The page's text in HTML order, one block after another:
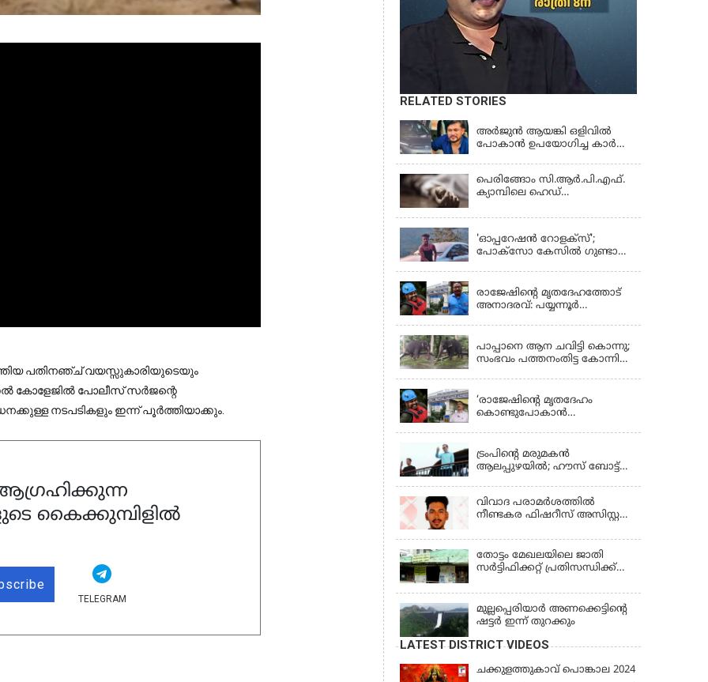
പതിനഞ്ച് വയസ്സുകാരിയുടെയും
കോളേജിൽ പോലീസ് സർജന്റെ
നടപടികളും ഇന്ന് പൂർത്തിയാക്കും.
കൈക്കുമ്പിളിൽ
TELEGRAM
RELATED STORIES
KERALA
അർജുൻ ആയങ്കി ഒളിവിൽ
പോകാൻ ഉപയോഗിച്ച കാർ
അർജുന്റെ ഭാര്യ
പെരിങ്ങോം സി.ആർ.പി.എഫ്.
ക്യാമ്പിലെ ഹെഡ്
മരിച്ച നിലയിൽ
'ഓപ്പറേഷൻ റോളക്സ്';
പോക്സോ കേസിൽ ഗുണ്ടാ
രാജേഷിന്റെ മൃതദേഹത്തോട്
അനാദരവ്: പയ്യന്നൂർ
നിർദേശം നൽകി മന്ത്രി
പാപ്പാനെ ആന ചവിട്ടി കൊന്നു;
സംഭവം പത്തനംതിട്ട കോന്നി
‘രാജേഷിന്‍റെ മൃതദേഹം
കൊണ്ടുപോകാന്‍
ഗുരുതരആരോപണം
ട്രംപിന്റെ മരുമകന്‍
ആലപ്പുഴയില്‍; ഹൗസ് ബോട്ട്
വിവാദ പരാമര്‍ശത്തില്‍
നീണ്ടകര ഫിഷറീസ് അസിസ്റ്റന്റ്
തോട്ടം മേഖലയിലെ ജാതി
സര്‍ട്ടിഫിക്കറ്റ് പ്രതിസന്ധിക്ക്
മുല്ലപ്പെരിയാര്‍ അണക്കെട്ടിൻ്റെ
ഷട്ടര്‍ ഇന്ന് തുറക്കും
LATEST DISTRICT VIDEOS
ചക്കുളത്തുകാവ് പൊങ്കാല 2024